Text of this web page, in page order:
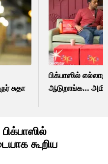
சுதா
பிக்பாஸில்
ஆடுறாங்க…
கூறிய